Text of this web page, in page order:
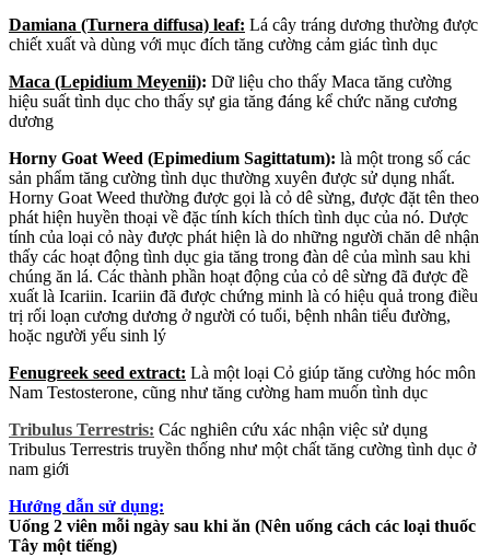
Damiana (Turnera diffusa) leaf: Lá cây tráng dương thường được
chiết xuất và dùng với mục đích tăng cường cảm giác tình dục
Maca (Lepidium Meyenii): Dữ liệu cho thấy Maca tăng cường
hiệu suất tình dục cho thấy sự gia tăng đáng kể chức năng cương
dương
Horny Goat Weed (Epimedium Sagittatum): là một trong số các
sản phẩm tăng cường tình dục thường xuyên được sử dụng nhất.
Horny Goat Weed thường được gọi là cỏ dê sừng, được đặt tên theo
phát hiện huyền thoại về đặc tính kích thích tình dục của nó. Dược
tính của loại cỏ này được phát hiện là do những người chăn dê nhận
thấy các hoạt động tình dục gia tăng trong đàn dê của mình sau khi
chúng ăn lá. Các thành phần hoạt động của cỏ dê sừng đã được đề
xuất là Icariin. Icariin đã được chứng minh là có hiệu quả trong điều
trị rối loạn cương dương ở người có tuổi, bệnh nhân tiểu đường,
hoặc người yếu sinh lý
Fenugreek seed extract: Là một loại Cỏ giúp tăng cường hóc môn
Nam Testosterone, cũng như tăng cường ham muốn tình dục
Tribulus Terrestris: Các nghiên cứu xác nhận việc sử dụng
Tribulus Terrestris truyền thống như một chất tăng cường tình dục ở
nam giới
Hướng dẫn sử dụng:
Uống 2 viên mỗi ngày sau khi ăn (Nên uống cách các loại thuốc
Tây một tiếng)